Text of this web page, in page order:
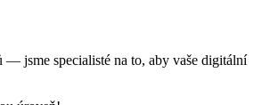
jsme specialisté na to, aby vaše digitální